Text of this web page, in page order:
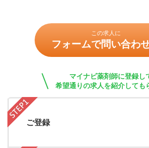
この求人に
フォームで問い合わ
マイナビ薬剤師に登録し
希望通りの求人を紹介しても
ご登録